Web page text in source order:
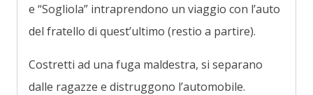
e “Sogliola” intraprendono un viaggio con l’auto
del fratello di quest’ultimo (restio a partire).
Costretti ad una fuga maldestra, si separano
dalle ragazze e distruggono l’automobile.